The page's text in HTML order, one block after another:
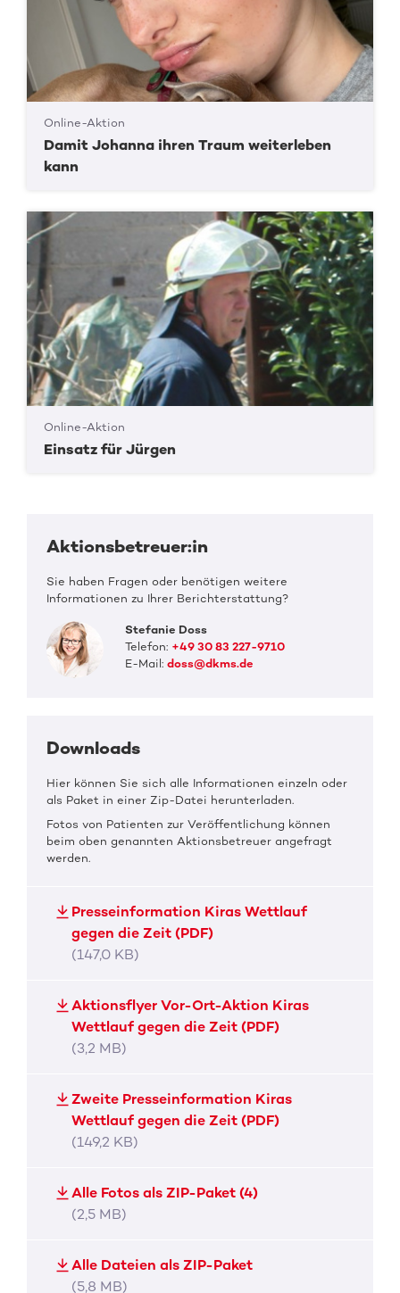
Online-Aktion
Damit Johanna ihren Traum weiterleben
kann
Online-Aktion
Einsatz für Jürgen
Aktionsbetreuer:in
Sie haben Fragen oder benötigen weitere
Informationen zu Ihrer Berichterstattung?
Stefanie Doss
Telefon: +49 30 83 227-9710
E-Mail:doss@dkms.de
Downloads
Hier können Sie sich alle Informationen einzeln oder
als Paket in einer Zip-Datei herunterladen.
Fotos von Patienten zur Veröffentlichung können
beim oben genannten Aktionsbetreuer angefragt
werden.
Presseinformation Kiras Wettlauf
gegen die Zeit (PDF)
(147,0 KB)
Aktionsflyer Vor-Ort-Aktion Kiras
Wettlauf gegen die Zeit (PDF)
(3,2 MB)
Zweite Presseinformation Kiras
Wettlauf gegen die Zeit (PDF)
(149,2 KB)
Alle Fotos als ZIP-Paket (4)
(2,5 MB)
Alle Dateien als ZIP-Paket
(5,8 MB)